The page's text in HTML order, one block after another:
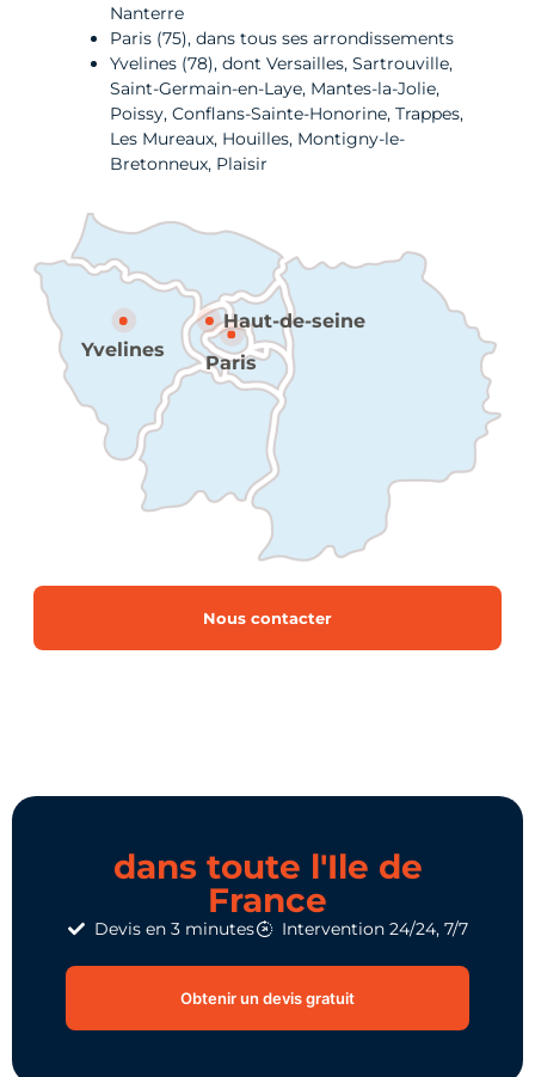
Nanterre
Paris (75), dans tous ses arrondissements
Yvelines (78), dont Versailles, Sartrouville,
Saint-Germain-en-Laye, Mantes-la-Jolie,
Poissy, Conflans-Sainte-Honorine, Trappes,
Les Mureaux, Houilles, Montigny-le-
Bretonneux, Plaisir
Paris
Haut-de-seine
Yvelines
Nous contacter
dans toute l'Ile de
France
Devis en 3 minutes Intervention 24/24, 7/7
Obtenir un devis gratuit